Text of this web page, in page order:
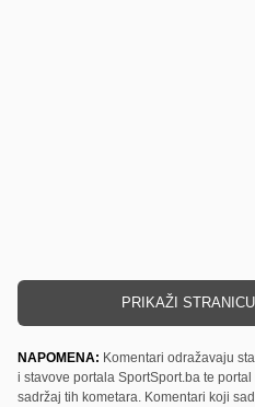
PRIKAŽI
NAPOMENA: Komentari odražavaju
i stavove portala SportSport.ba te
sadržaj tih kometara. Komentari koji